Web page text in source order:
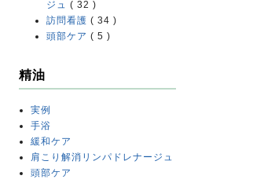
ジュ ( 32 )
訪問看護 ( 34 )
頭部ケア ( 5 )
精油
実例
手浴
緩和ケア
肩こり解消リンパドレナージュ
頭部ケア